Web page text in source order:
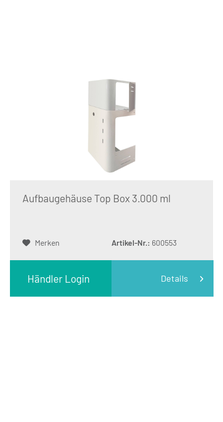
Aufbaugehäuse Top Box 3.000 ml
Händler Login Details
Merken Artikel-Nr.: 600553